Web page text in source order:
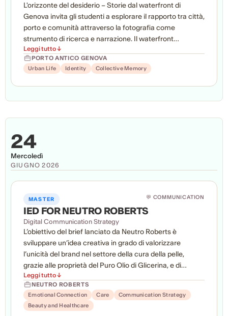
L'orizzonte del desiderio – Storie dal waterfront di
Genova invita gli studenti a esplorare il rapporto tra città,
porto e comunità attraverso la fotografia come
strumento di ricerca e narrazione. Il waterfront
genovese diventa un laboratorio per indagare
trasformazioni urbane, identità, memorie e prospettive
future, superando stereotipi e visioni convenzionali.
originale e consapevole del territorio.
Leggi tutto ↓
PORTO ANTICO GENOVA
Urban Life
Identity Collective Memory
24
Mercoledì
GIUGNO 2026
MASTER 💬 COMMUNICATION
IED FOR NEUTRO ROBERTS
Digital Communication Strategy
L’obiettivo del brief lanciato da Neutro Roberts è
sviluppare un’idea creativa in grado di valorizzare
l’unicità del brand nel settore della cura della pelle,
grazie alle proprietà del Puro Olio di Glicerina, e di
tradurre efficacemente in comunicazione il concetto di
“restituzione”. La proposta dovrà contribuire a
consolidare il nuovo posizionamento del marchio, rivolto
alla modern family e fondato su un gesto di cura
Leggi tutto ↓
NEUTRO ROBERTS
Emotional Connection
Care
Communication Strategy
Beauty and Healthcare